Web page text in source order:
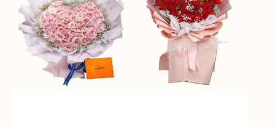
(Premium
Edition)
Rhapsody